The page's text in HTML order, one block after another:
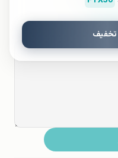
۴ ۵